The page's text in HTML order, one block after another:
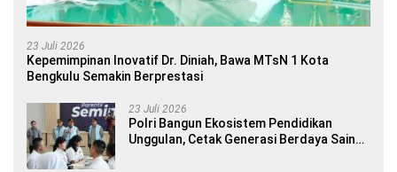
23 Juli 2026
Kepemimpinan Inovatif Dr. Diniah, Bawa MTsN 1 Kota
Bengkulu Semakin Berprestasi
23 Juli 2026
Polri Bangun Ekosistem Pendidikan
Unggulan, Cetak Generasi Berdaya Saing